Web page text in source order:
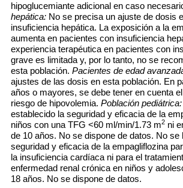
hipoglucemiante adicional en caso
hepática: No se precisa un ajuste de dosis
insuficiencia hepática. La exposición a la
aumenta en pacientes con insuficiencia
experiencia terapéutica en pacientes con
grave es limitada y, por lo tanto, no se
esta población. Pacientes de edad
ajustes de las dosis en esta población. En
años o mayores, se debe tener en cuenta
riesgo de hipovolemia. Población pediátrica:
establecido la seguridad y eficacia de la
niños con una TFG <60 ml/min/1.73 m2 ni
de 10 años. No se dispone de datos. No se
seguridad y eficacia de la empagliflozina
la insuficiencia cardíaca ni para el
enfermedad renal crónica en niños y
18 años. No se dispone de datos.